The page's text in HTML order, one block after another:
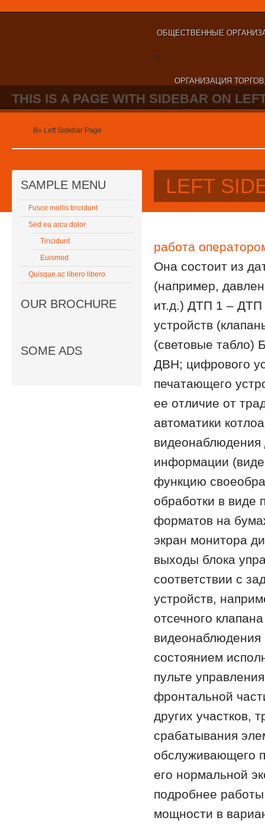
ОБЩЕСТВЕННЫЕ
nt
ОРГАНИЗАЦИЯ
nt
THIS IS A PAGE WITH SIDEBAR ON
В» Left Sidebar Page
SAMPLE MENU
Fusce mollis tincidunt
Sed eu arcu dolor
Tincidunt
Euismod
Quisque ac libero libero
OUR BROCHURE
SOME ADS
LEFT
работа
Она состоит из
(например,
ит.д.) ДТП 1 – ДТП
устройств
(световые табло)
ДВН; цифрового
печатающего
ее отличие от
автоматики
видеонаблюдения
информации
функцию
обработки в виде
форматов на
экран монитора
выходы блока
соответствии с
устройств,
отсечного
видеонаблюдения
состоянием
пульте
фронтальной
других участков,
срабатывания
обслуживающего
его нормальной
подробнее
мощности в